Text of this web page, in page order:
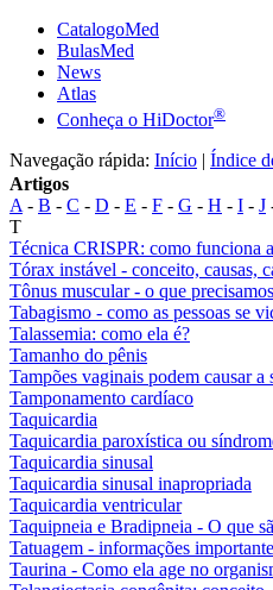
CatalogoMed
BulasMed
News
Atlas
Conheça o HiDoctor®
Navegação rápida: Início | Índice
Artigos
A - B - C - D - E - F - G - H - I - J
T
Técnica CRISPR: como funciona
Tórax instável - conceito, causas,
Tônus muscular - o que
Tabagismo - como as pessoas se
Talassemia: como ela é?
Tamanho do pênis
Tampões vaginais podem causar
Tamponamento cardíaco
Taquicardia
Taquicardia paroxística ou
Taquicardia sinusal
Taquicardia sinusal inapropriada
Taquicardia ventricular
Taquipneia e Bradipneia - O que
Tatuagem - informações
Taurina - Como ela age no